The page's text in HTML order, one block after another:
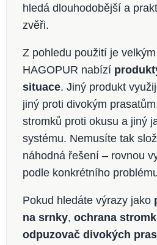
hledá dlouhodobější a
zvěři.
Z pohledu použití je
HAGOPUR nabízí
situace. Jiný produkt
jiný proti divokým
stromků proti okusu a jiný
systému. Nemusíte tak
náhodná řešení – rovnou
podle konkrétního
Pokud hledáte výrazy jako
na srnky, ochrana
odpuzovač divokých